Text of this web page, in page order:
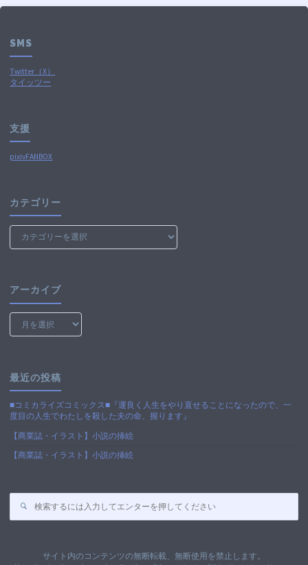
SMS
Twitter（X）
タイッツー
支援
pixivFANBOX
カテゴリー
カ
ゴ
アーカイブ
ア
カ
最近の投稿
■コミカライズコミックス■『運良く人生をやり直せることになったので、一
度目の人生でわたしを殺した夫の命、握ります』
【商業誌・イラスト】小説の挿絵
【商業誌・イラスト】小説の挿絵
対
サイト内のコンテンツの無断転載、無断使用を禁止します。